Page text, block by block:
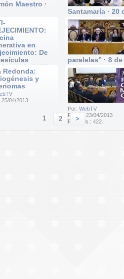
Maestro ·
Santamaría · 20
Por:WebTV
Fecha: 20/02/2024
Reprods.: 52
en
De
de 2024
paralelas” · 8
Por:WebTV
Fecha: 08/02/2024
Reprods.: 20
Redonda:
y
25/04/2013
Por: WebTV
Fecha: 23/04/2013
Reprods.: 422
1 2 >